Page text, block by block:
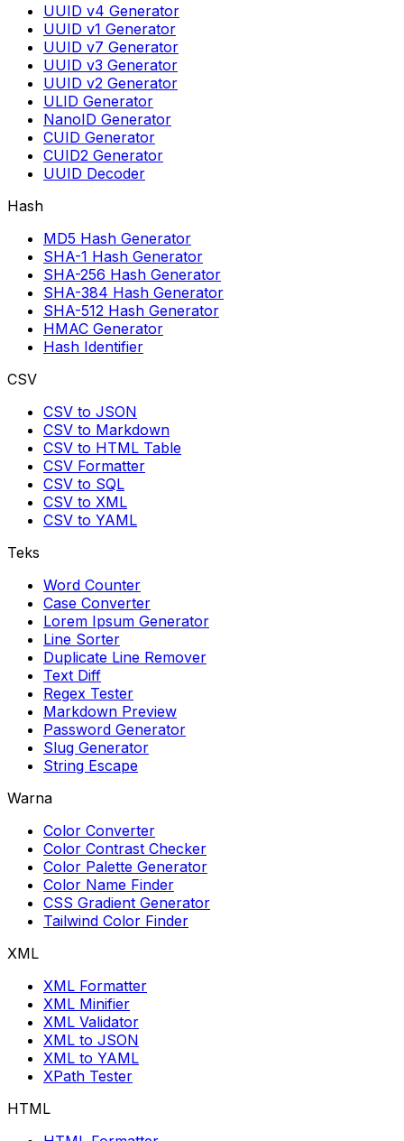
UUID v4 Generator
UUID v1 Generator
UUID v7 Generator
UUID v3 Generator
UUID v2 Generator
ULID Generator
NanoID Generator
CUID Generator
CUID2 Generator
UUID Decoder
Hash
MD5 Hash Generator
SHA-1 Hash Generator
SHA-256 Hash Generator
SHA-384 Hash Generator
SHA-512 Hash Generator
HMAC Generator
Hash Identifier
CSV
CSV to JSON
CSV to Markdown
CSV to HTML Table
CSV Formatter
CSV to SQL
CSV to XML
CSV to YAML
Teks
Word Counter
Case Converter
Lorem Ipsum Generator
Line Sorter
Duplicate Line Remover
Text Diff
Regex Tester
Markdown Preview
Password Generator
Slug Generator
String Escape
Warna
Color Converter
Color Contrast Checker
Color Palette Generator
Color Name Finder
CSS Gradient Generator
Tailwind Color Finder
XML
XML Formatter
XML Minifier
XML Validator
XML to JSON
XML to YAML
XPath Tester
HTML